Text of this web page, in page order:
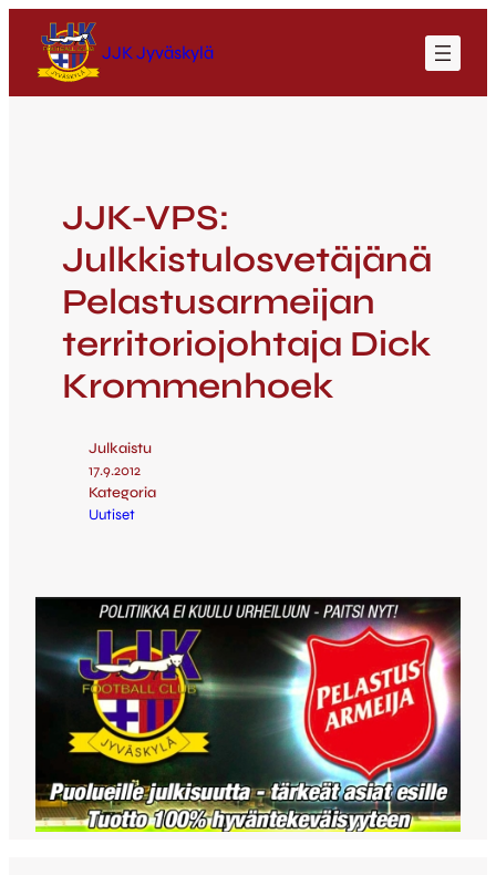
JJK Jyväskylä
JJK-VPS:
Julkkistulosvetäjänä
Pelastusarmeijan
territoriojohtaja Dick
Krommenhoek
Julkaistu
17.9.2012
Kategoria
Uutiset